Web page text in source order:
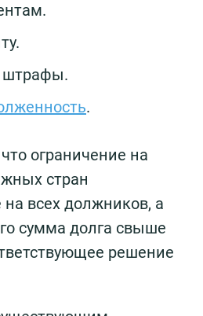
штрафы.
.
ограничение на
стран
всех должников, а
сумма долга свыше
решение